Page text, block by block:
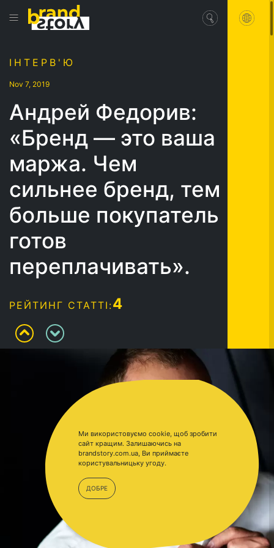
ІНТЕРВ'Ю
Nov 7, 2019
Андрей Федорив:
«Бренд — это ваша
маржа. Чем
сильнее бренд, тем
больше покупатель
готов
переплачивать».
РЕЙТИНГ СТАТТІ:4
Ми використовуємо cookie, щоб зробити
сайт кращим. Залишаючись на
brandstory.com.ua, Ви приймаєте
користувальницьку угоду.
ДОБРЕ